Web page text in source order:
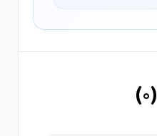
0
)